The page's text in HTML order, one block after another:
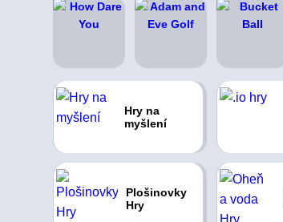
Hry na
myšlení
Plošinovky
Hry